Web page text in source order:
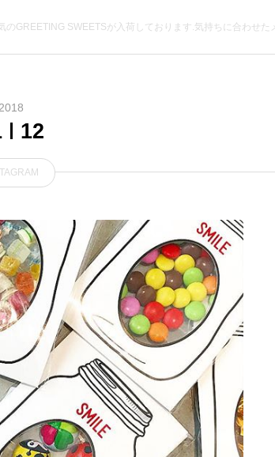
ます︎.気持ちに合わせたメッセージを選んでお友達に送ってみては☆.結婚式のお見送りのギフトや誕生日にハンカチやハンドタオルに添えてプチギフトもオススメ
12
トリミングで来店のジェット
くん トリミングで来店のマ
ルくん シャンプーで来店の
ルナちゃん シャンプーで来
トリミ
ん トリ
ん シャ